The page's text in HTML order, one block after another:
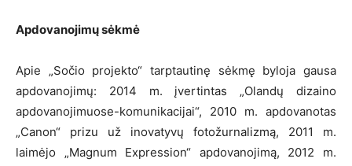
Apdovanojimų sėkmė
Apie „Sočio projekto“ tarptautinę sėkmę byloja gausa
apdovanojimų: 2014 m. įvertintas „Olandų dizaino
apdovanojimuose-komunikacijai“, 2010 m. apdovanotas
„Canon“ prizu už inovatyvų fotožurnalizmą, 2011 m.
laimėjo „Magnum Expression“ apdovanojimą, 2012 m.